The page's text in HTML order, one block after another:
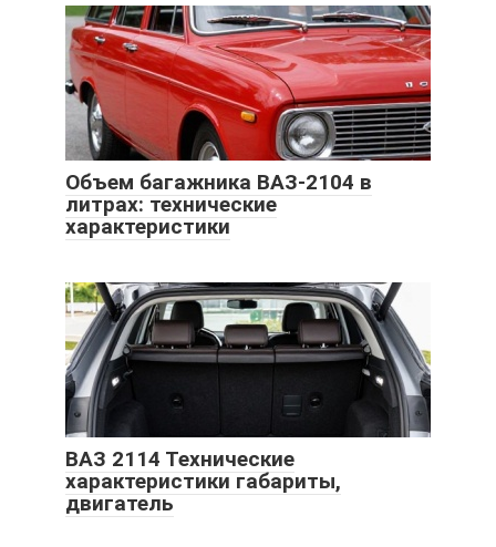
Объем багажника ВАЗ-2104 в
литрах: технические
характеристики
ВАЗ 2114 Технические
характеристики габариты,
двигатель